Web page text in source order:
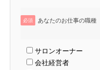
必須 あなたのお仕事の職種
サロンオーナー
会社経営者